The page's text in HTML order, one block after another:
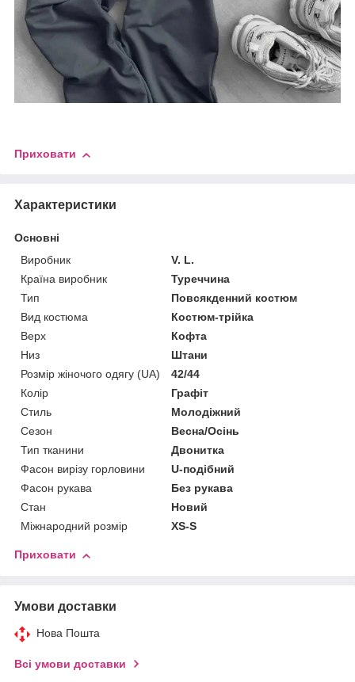
Приховати
Характеристики
Основні
Виробник
V. L.
Країна виробник
Туреччина
Тип
Повсякденний костюм
Вид костюма
Костюм-трійка
Верх
Кофта
Низ
Штани
Розмір жіночого одягу (UA)
42/44
Колір
Графіт
Стиль
Молодіжний
Сезон
Весна/Осінь
Тип тканини
Двонитка
Фасон вирізу горловини
U-подібний
Фасон рукава
Без рукава
Стан
Новий
Міжнародний розмір
XS-S
Приховати
Умови доставки
Нова Пошта
Всі умови доставки